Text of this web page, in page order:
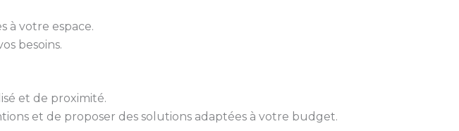
à votre espace.
besoins.
et de proximité.
et de proposer des solutions adaptées à votre budget.